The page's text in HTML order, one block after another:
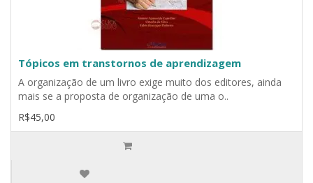
Tópicos em transtornos de aprendizagem
A organização de um livro exige muito dos editores, ainda
mais se a proposta de organização de uma o..
R$45,00